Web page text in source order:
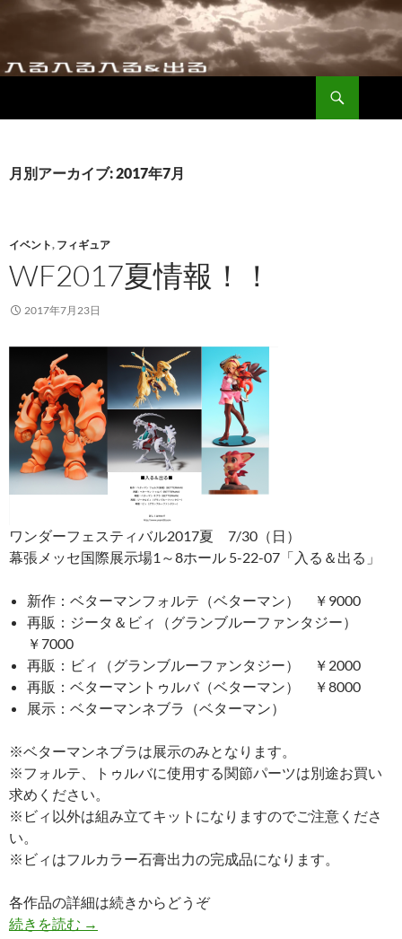
ン
へ
ッ
月別アーカイブ: 2017年7月
イベント, フィギュア
WF2017夏情報！！
2017年7月23日
ワンダーフェスティバル2017夏 7/30（日）
幕張メッセ国際展示場1～8ホール 5-22-07「入る＆出る」
新作：ベターマンフォルテ（ベターマン） ￥9000
再販：ジータ＆ビィ（グランブルーファンタジー）
￥7000
再販：ビィ（グランブルーファンタジー） ￥2000
再販：ベターマントゥルバ（ベターマン） ￥8000
展示：ベターマンネブラ（ベターマン）
※ベターマンネブラは展示のみとなります。
※フォルテ、トゥルバに使用する関節パーツは別途お買い
求めください。
※ビィ以外は組み立てキットになりますのでご注意くださ
い。
※ビィはフルカラー石膏出力の完成品になります。
各作品の詳細は続きからどうぞ
続きを読む WF2017夏情報！！
→